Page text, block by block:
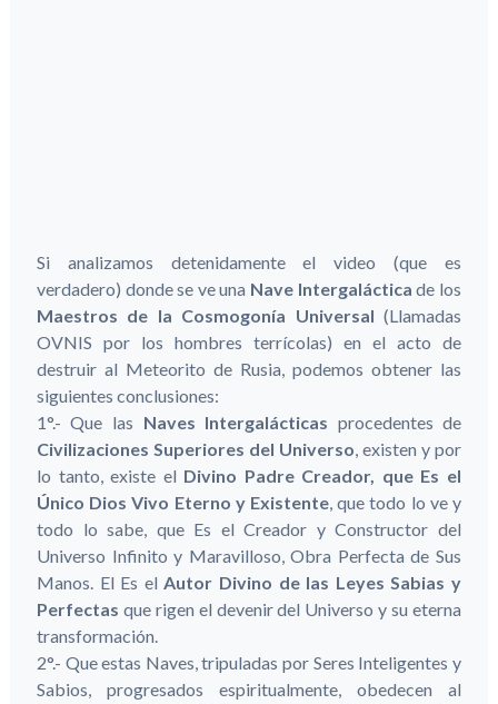
Si analizamos detenidamente el video (que es
verdadero) donde se ve una Nave Intergaláctica de los
Maestros de la Cosmogonía Universal(Llamadas
OVNIS por los hombres terrícolas) en el acto de
destruir al Meteorito de Rusia, podemos obtener las
siguientes conclusiones:
1°.- Que las Naves Intergalácticas procedentes de
Civilizaciones Superiores del Universo, existen y por
lo tanto, existe el Divino Padre Creador, que Es el
Único Dios Vivo Eterno y Existente, que todo lo ve y
todo lo sabe, que Es el Creador y Constructor del
Universo Infinito y Maravilloso, Obra Perfecta de Sus
Manos. El Es elAutor Divino de las Leyes Sabias y
Perfectas que rigen el devenir del Universo y su eterna
transformación.
2°.- Que estas Naves, tripuladas por Seres Inteligentes y
Sabios, progresados espiritualmente, obedecen al